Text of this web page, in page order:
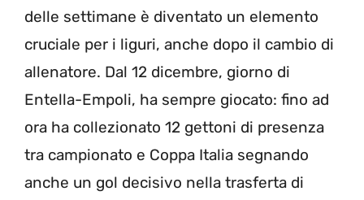
delle settimane è diventato un elemento
cruciale per i liguri, anche dopo il cambio di
allenatore. Dal 12 dicembre, giorno di
Entella-Empoli, ha sempre giocato: fino ad
ora ha collezionato 12 gettoni di presenza
tra campionato e Coppa Italia segnando
anche un gol decisivo nella trasferta di